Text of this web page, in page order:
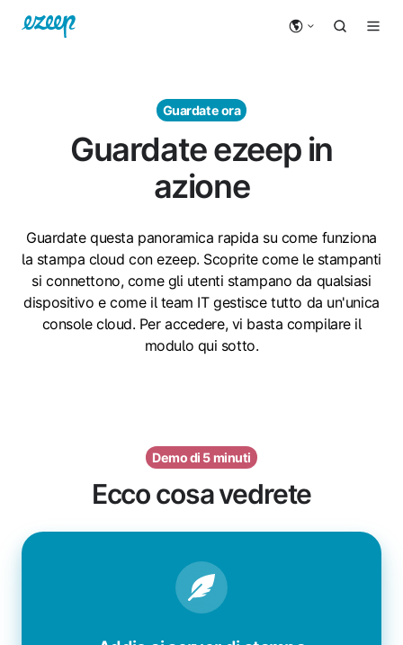
Guardate ora
Guardate ezeep in
azione
Guardate questa panoramica rapida su come funziona
la stampa cloud con ezeep. Scoprite come le stampanti
si connettono, come gli utenti stampano da qualsiasi
dispositivo e come il team IT gestisce tutto da un'unica
console cloud. Per accedere, vi basta compilare il
modulo qui sotto.
Demo di 5 minuti
Ecco cosa vedrete